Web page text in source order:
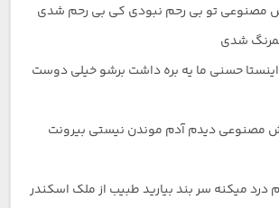
مصنوعی تو بی رحم نبودی کی بی رحم شدی
شدی
اینستا حسنی ما یه بره داشت برشو خیلی دوست
مصنوعی دیدم آدم موندن نیستی بیرونت
میکنه سر بند بیارید طبیب از ملک اسکندر